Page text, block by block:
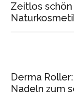
Zeitlos
Derma
Nadeln zum